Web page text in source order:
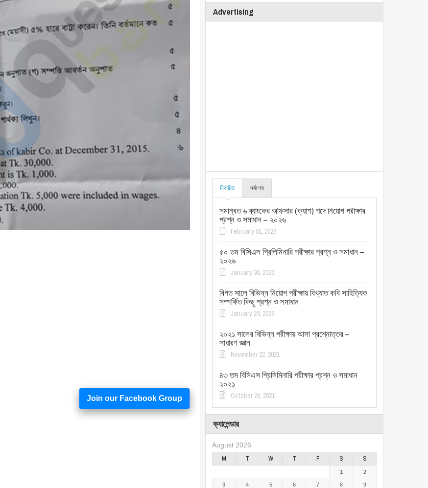
Join our Facebook Group
Advertising
নির্বাচিত সর্বশেষ
সমন্বিত ৬ ব্যাংকের অফিসার (ক্যাশ) পদে নিয়োগ পরীক্ষার
প্রশ্ন ও সমাধান – ২০২৬
February 01, 2026
৫০ তম বিসিএস প্রিলিমিনারি পরীক্ষার প্রশ্ন ও সমাধান –
২০২৬
January 30, 2026
বিগত সালে বিভিন্ন নিয়োগ পরীক্ষায় বিখ্যাত কবি সাহিত্যিক
সম্পর্কিত কিছু প্রশ্ন ও সমাধান
January 24, 2026
২০২১ সালের বিভিন্ন পরীক্ষায় আসা প্রশ্নোত্তর –
সাধারণ জ্ঞান
November 22, 2021
৪৩ তম বিসিএস প্রিলিমিনারি পরীক্ষার প্রশ্ন ও সমাধান
২০২১
October 29, 2021
ক্যালেন্ডার
August 2026
M T W T F S S
1 2
3 4 5 6 7 8 9